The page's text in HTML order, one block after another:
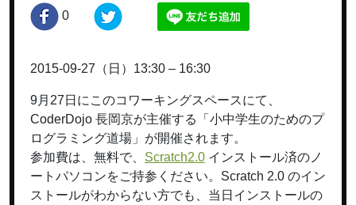
0
2015-09-27（日）13:30 – 16:30
9月27日にこのコワーキングスペースにて、
CoderDojo 長岡京が主催する「小中学生のためのプ
ログラミング道場」が開催されます。
参加費は、無料で、 Scratch2.0 インストール済のノ
ートパソコンをご持参ください。Scratch 2.0 のイン
ストールがわからない方でも、当日インストールの